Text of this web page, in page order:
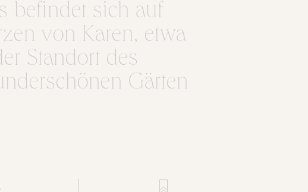
befindet sich auf
von Karen, etwa
Standort des
Gärten